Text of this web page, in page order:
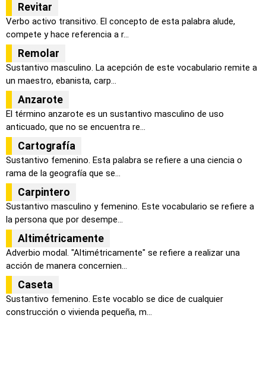
Revitar
Verbo activo transitivo. El concepto de esta palabra alude,
compete y hace referencia a r...
Remolar
Sustantivo masculino. La acepción de este vocabulario remite a
un maestro, ebanista, carp...
Anzarote
El término anzarote es un sustantivo masculino de uso
anticuado, que no se encuentra re...
Cartografía
Sustantivo femenino. Esta palabra se refiere a una ciencia o
rama de la geografía que se...
Carpintero
Sustantivo masculino y femenino. Este vocabulario se refiere a
la persona que por desempe...
Altimétricamente
Adverbio modal. "Altimétricamente" se refiere a realizar una
acción de manera concernien...
Caseta
Sustantivo femenino. Este vocablo se dice de cualquier
construcción o vivienda pequeña, m...